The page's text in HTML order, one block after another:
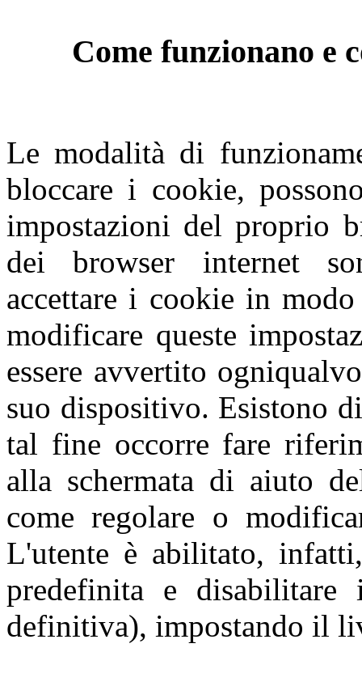
Come funzionano e
Le modalità di
bloccare i cookie,
impostazioni del proprio
dei browser internet
accettare i cookie in
modificare queste
essere avvertito
suo dispositivo. Esistono
tal fine occorre fare
alla schermata di aiuto
come regolare o
L'utente è abilitato,
predefinita e
definitiva), impostando il